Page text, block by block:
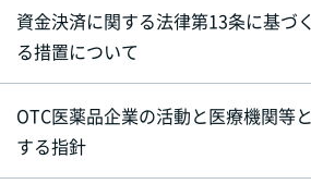
資金決済に関する法律第13条に基づ
る措置について
OTC医薬品企業の活動と医療機関等
する指針